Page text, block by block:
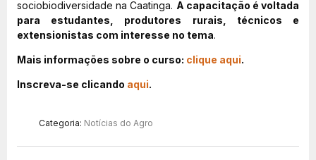
sociobiodiversidade na Caatinga. A capacitação é voltada
para estudantes, produtores rurais, técnicos e
extensionistas com interesse no tema.
Mais informações sobre o curso: clique aqui.
Inscreva-se clicando aqui.
Categoria: Notícias do Agro